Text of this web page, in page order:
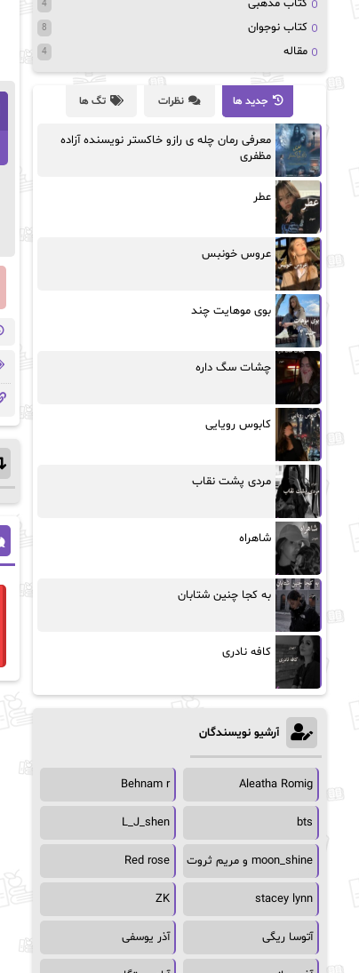
کتاب مذهبی 4
کتاب نوجوان 8
مقاله 4
جدید ها نظرات تگ ها
معرفی رمان چله ی رازو خاکستر نویسنده آزاده
مظفری
عطر
عروس خونبس
بوی موهایت چند
چشات سگ داره
کابوس رویایی
مردی پشت نقاب
شاهراه
به کجا چنین شتابان
کافه نادری
آرشیو نویسندگان
Aleatha Romig
Behnam r
bts
L_J_shen
moon_shine و مریم ثروت Red rose
stacey lynn
ZK
آتوسا ریگی آذر یوسفی